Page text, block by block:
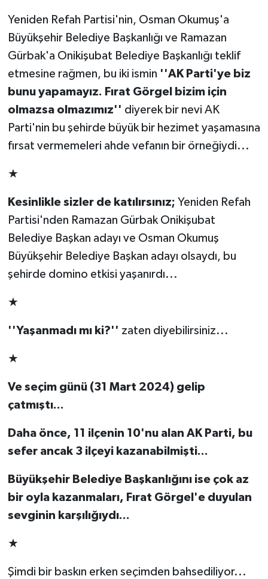
Yeniden Refah Partisi'nin, Osman Okumuş'a
Büyükşehir Belediye Başkanlığı ve Ramazan
Gürbak'a Onikişubat Belediye Başkanlığı teklif
etmesine rağmen, bu iki ismin ''AK Parti'ye biz
bunu yapamayız. Fırat Görgel bizim için
olmazsa olmazımız'' diyerek bir nevi AK
Parti'nin bu şehirde büyük bir hezimet yaşamasına
fırsat vermemeleri ahde vefanın bir örneğiydi...
★
Kesinlikle sizler de katılırsınız; Yeniden Refah
Partisi'nden Ramazan Gürbak Onikişubat
Belediye Başkan adayı ve Osman Okumuş
Büyükşehir Belediye Başkan adayı olsaydı, bu
şehirde domino etkisi yaşanırdı...
★
''Yaşanmadı mı ki?'' zaten diyebilirsiniz...
★
Ve seçim günü (31 Mart 2024) gelip
çatmıştı...
Daha önce, 11 ilçenin 10'nu alan AK Parti, bu
sefer ancak 3 ilçeyi kazanabilmişti...
Büyükşehir Belediye Başkanlığını ise çok az
bir oyla kazanmaları, Fırat Görgel'e duyulan
sevginin karşılığıydı...
★
Şimdi bir baskın erken seçimden bahsediliyor...